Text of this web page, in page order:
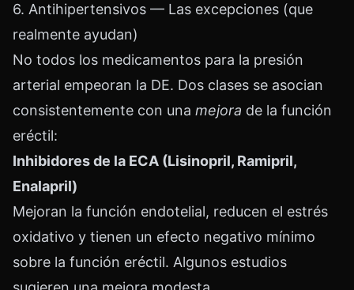
6. Antihipertensivos — Las excepciones (que
realmente ayudan)
No todos los medicamentos para la presión
arterial empeoran la DE. Dos clases se asocian
consistentemente con una mejora de la función
eréctil:
Inhibidores de la ECA (Lisinopril, Ramipril,
Enalapril)
Mejoran la función endotelial, reducen el estrés
oxidativo y tienen un efecto negativo mínimo
sobre la función eréctil. Algunos estudios